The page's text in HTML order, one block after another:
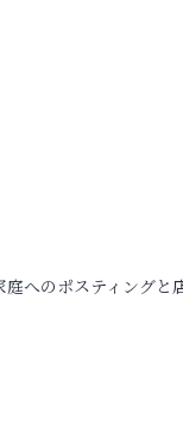
へのポスティングと